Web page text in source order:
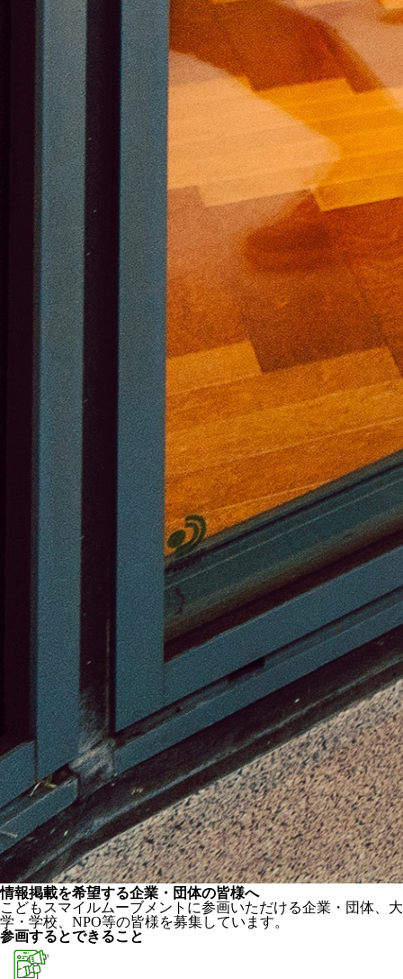
情報掲載を希望する企業・団体の皆様へ
こどもスマイルムーブメントに参画いただける企業・団体、大
学・学校、NPO等の皆様を募集しています。
参画するとできること